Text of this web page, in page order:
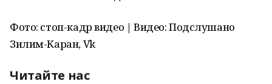
Фото: стоп-кадр видео | Видео: Подслушано
Зилим-Каран, Vk
Читайте нас